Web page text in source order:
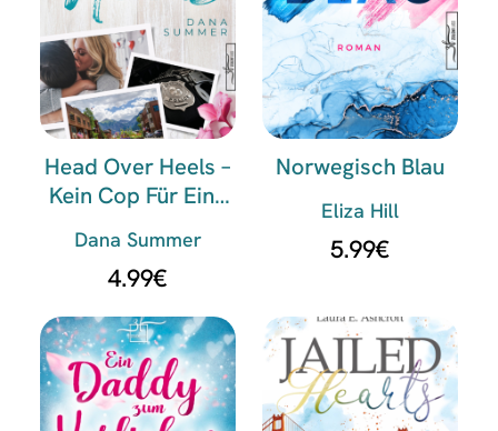
Head Over Heels –
Kein Cop Für Eine
Dana Summer
4.99€
Norwegisch Blau
Eliza Hill
5.99€